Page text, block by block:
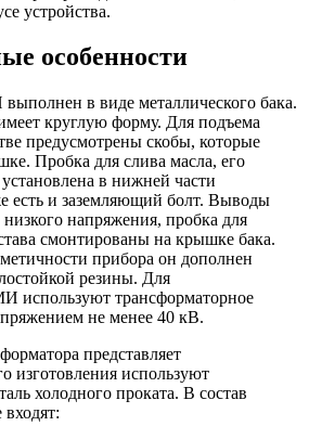
устройства.
особенности
в виде металлического бака.
круглую форму. Для подъема
предусмотрены скобы, которые
Пробка для слива масла, его
в нижней части
есть и заземляющий болт. Выводы
напряжения, пробка для
смонтированы на крышке бака.
прибора он дополнен
резины. Для
используют трансформаторное
не менее 40 кВ.
представляет
изготовления используют
холодного проката. В состав